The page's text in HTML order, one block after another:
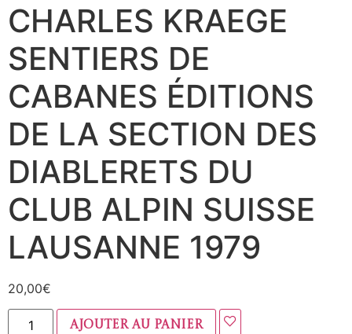
CHARLES KRAEGE
SENTIERS DE
CABANES ÉDITIONS
DE LA SECTION DES
DIABLERETS DU
CLUB ALPIN SUISSE
LAUSANNE 1979
20,00€
Ajouter au panier